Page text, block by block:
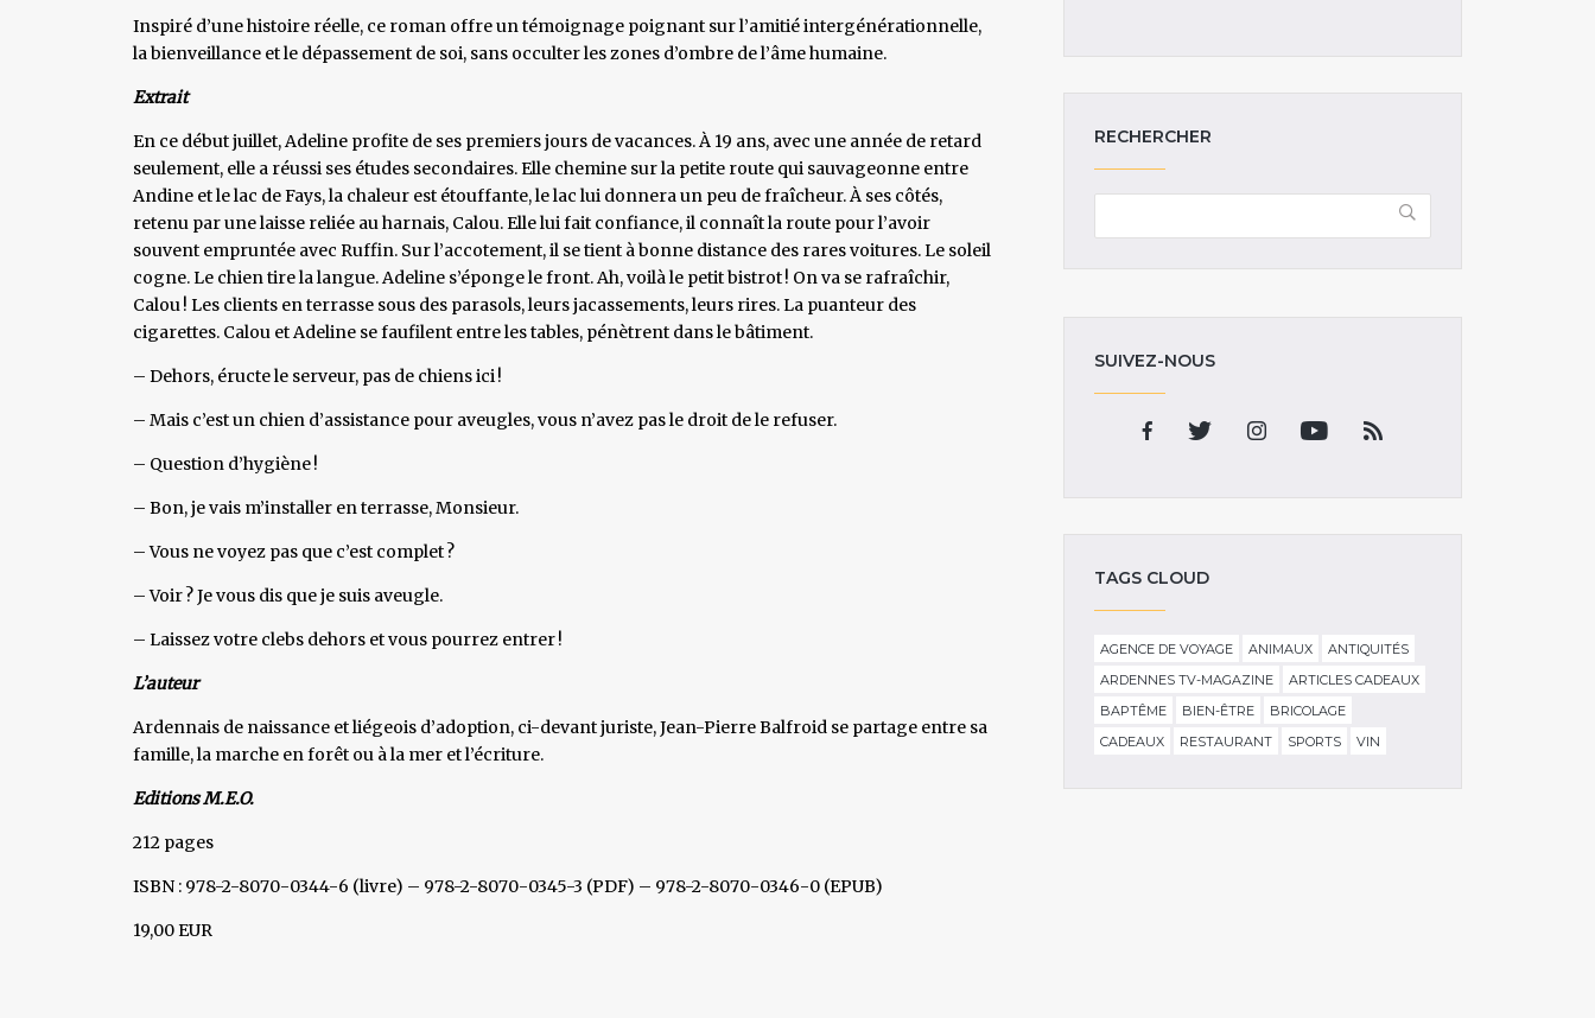
Inspiré d’une histoire réelle, ce roman offre un témoignage poignant sur l’amitié intergénérationnelle,
la bienveillance et le dépassement de soi, sans occulter les zones d’ombre de l’âme humaine.
Extrait
En ce début juillet, Adeline profite de ses premiers jours de vacances. À 19 ans, avec une année de retard
seulement, elle a réussi ses études secondaires. Elle chemine sur la petite route qui sauvageonne entre
Andine et le lac de Fays, la chaleur est étouffante, le lac lui donnera un peu de fraîcheur. À ses côtés,
retenu par une laisse reliée au harnais, Calou. Elle lui fait confiance, il connaît la route pour l’avoir
souvent empruntée avec Ruffin. Sur l’accotement, il se tient à bonne distance des rares voitures. Le soleil
cogne. Le chien tire la langue. Adeline s’éponge le front. Ah, voilà le petit bistrot ! On va se rafraîchir,
Calou ! Les clients en terrasse sous des parasols, leurs jacassements, leurs rires. La puanteur des
cigarettes. Calou et Adeline se faufilent entre les tables, pénètrent dans le bâtiment.
– Dehors, éructe le serveur, pas de chiens ici !
– Mais c’est un chien d’assistance pour aveugles, vous n’avez pas le droit de le refuser.
– Question d’hygiène !
– Bon, je vais m’installer en terrasse, Monsieur.
– Vous ne voyez pas que c’est complet ?
– Voir ? Je vous dis que je suis aveugle.
– Laissez votre clebs dehors et vous pourrez entrer !
L’auteur
Ardennais de naissance et liégeois d’adoption, ci-devant juriste, Jean-Pierre Balfroid se partage entre sa
famille, la marche en forêt ou à la mer et l’écriture.
Editions M.E.O.
212 pages
ISBN : 978-2-8070-0344-6 (livre) – 978-2-8070-0345-3 (PDF) – 978-2-8070-0346-0 (EPUB)
19,00 EUR
RECHERCHER
SUIVEZ-NOUS
TAGS CLOUD
AGENCE DE VOYAGE ANIMAUX
ANTIQUITÉS
ARDENNES TV-MAGAZINE
ARTICLES CADEAUX
BAPTÊME
BIEN-ÊTRE
BRICOLAGE
CADEAUX
RESTAURANT SPORTS VIN